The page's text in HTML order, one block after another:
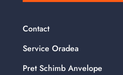
Contact
Service Oradea
Pret Schimb Anvelope